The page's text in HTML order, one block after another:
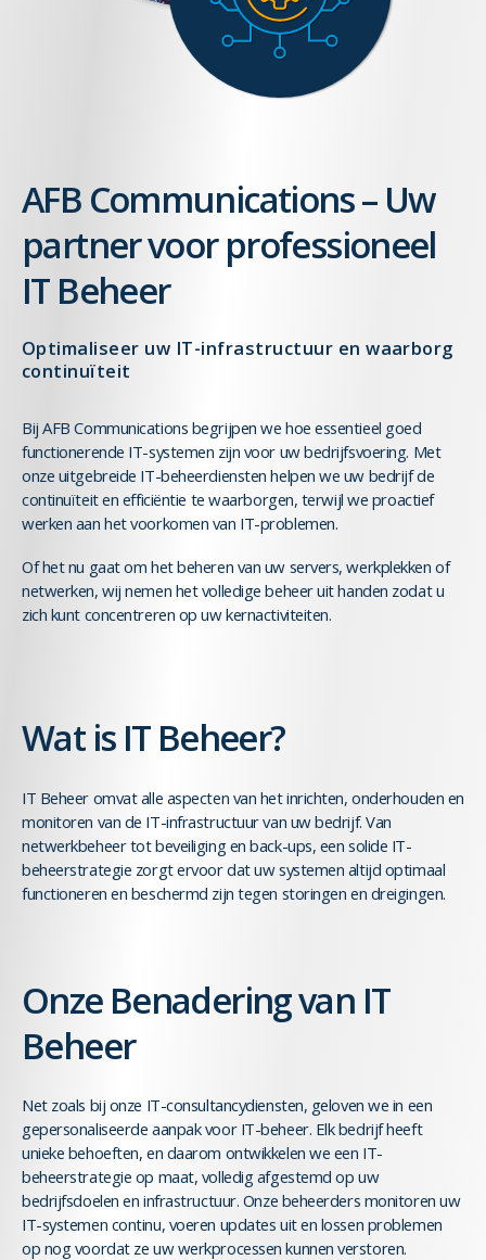
AFB Communications – Uw
partner voor professioneel
IT Beheer
Optimaliseer uw IT-infrastructuur en waarborg
continuïteit
Bij AFB Communications begrijpen we hoe essentieel goed
functionerende IT-systemen zijn voor uw bedrijfsvoering. Met
onze uitgebreide IT-beheerdiensten helpen we uw bedrijf de
continuïteit en efficiëntie te waarborgen, terwijl we proactief
werken aan het voorkomen van IT-problemen.
Of het nu gaat om het beheren van uw servers, werkplekken of
netwerken, wij nemen het volledige beheer uit handen zodat u
zich kunt concentreren op uw kernactiviteiten.
Wat is IT Beheer?
IT Beheer omvat alle aspecten van het inrichten, onderhouden en
monitoren van de IT-infrastructuur van uw bedrijf. Van
netwerkbeheer tot beveiliging en back-ups, een solide IT-
beheerstrategie zorgt ervoor dat uw systemen altijd optimaal
functioneren en beschermd zijn tegen storingen en dreigingen.
Onze Benadering van IT
Beheer
Net zoals bij onze IT-consultancydiensten, geloven we in een
gepersonaliseerde aanpak voor IT-beheer. Elk bedrijf heeft
unieke behoeften, en daarom ontwikkelen we een IT-
beheerstrategie op maat, volledig afgestemd op uw
bedrijfsdoelen en infrastructuur. Onze beheerders monitoren uw
IT-systemen continu, voeren updates uit en lossen problemen
op nog voordat ze uw werkprocessen kunnen verstoren.